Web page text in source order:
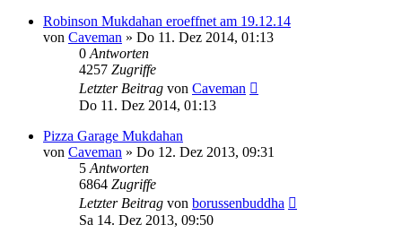
Robinson Mukdahan eroeffnet am 19.12.14
von Caveman » Do 11. Dez 2014, 01:13
0Antworten
4257 Zugriffe
Letzter Beitrag von Caveman
Do 11. Dez 2014, 01:13
Pizza Garage Mukdahan
von Caveman » Do 12. Dez 2013, 09:31
5Antworten
6864 Zugriffe
Letzter Beitrag von borussenbuddha
Sa 14. Dez 2013, 09:50